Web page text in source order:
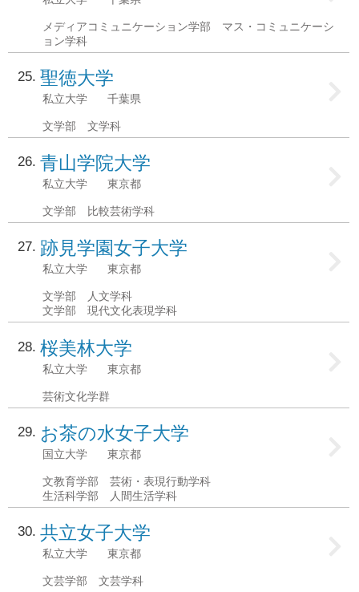
メディアコミュニケーション学部 マス・コミュニケーシ
ョン学科
25 聖徳大学
私立大学 千葉県
文学部 文学科
26 青山学院大学
私立大学 東京都
文学部 比較芸術学科
27 跡見学園女子大学
私立大学 東京都
文学部 人文学科
文学部 現代文化表現学科
28 桜美林大学
私立大学 東京都
芸術文化学群
29 お茶の水女子大学
国立大学 東京都
文教育学部 芸術・表現行動学科
生活科学部 人間生活学科
30 共立女子大学
私立大学 東京都
文芸学部 文芸学科